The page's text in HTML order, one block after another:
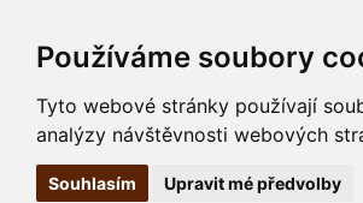
Používáme soubory
Tyto webové stránky používají
analýzy návštěvnosti webových
Souhlasím Upravit mé předvolby